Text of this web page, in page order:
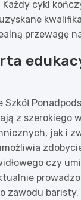
Każdy cykl
przewagę
Szkół
z szerokiego
jak i
czy
zawodu baristy,